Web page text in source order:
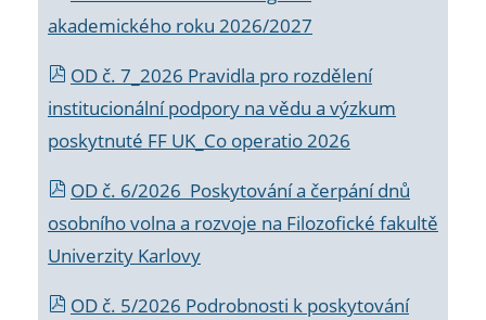
akademického roku 2026/2027
OD č. 7_2026 Pravidla pro rozdělení
institucionální podpory na vědu a výzkum
poskytnuté FF UK_Co operatio 2026
OD č. 6/2026 Poskytování a čerpání dnů
osobního volna a rozvoje na Filozofické fakultě
Univerzity Karlovy
OD č. 5/2026 Podrobnosti k poskytování